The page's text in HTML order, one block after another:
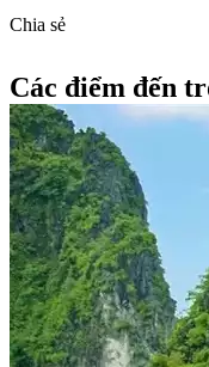
Chia sẻ
Các điểm đến